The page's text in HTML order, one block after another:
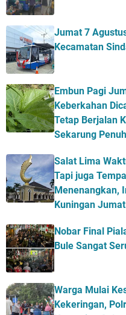
Jumat 7
Kecamatan
Embun Pagi
Keberkahan
Tetap Berjalan
Sekarung
Salat Lima
Tapi juga
Menenangkan,
Kuningan
Nobar Final
Bule Sangat
Warga Mulai
Kekeringan,